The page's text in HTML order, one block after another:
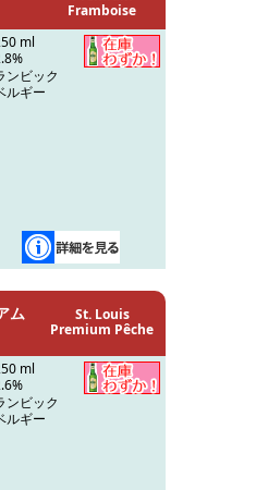
Framboise
ml
ンビック
ルギー
ム
St. Louis
Premium Pêche
ml
ンビック
ルギー